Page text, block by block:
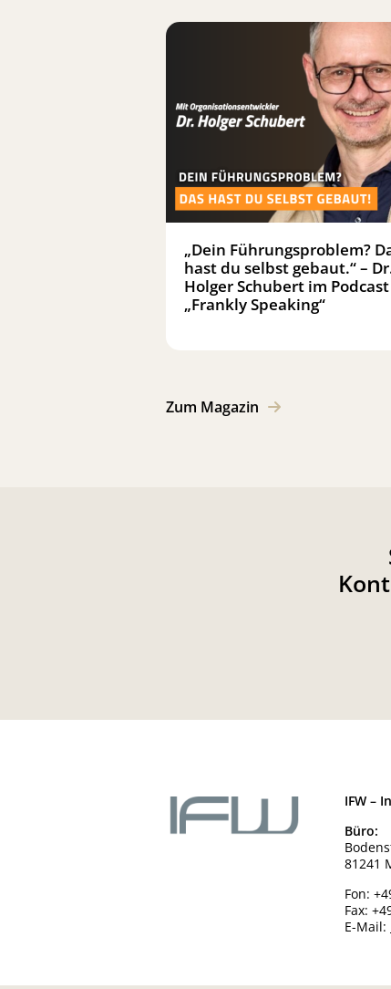
„Dein Führungsproblem?
hast du selbst gebaut.“ –
Holger Schubert im Podcast
„Frankly Speaking“
Zum Magazin
IFW –
Büro:
81241
Fon:
Fax:
E-Mail: